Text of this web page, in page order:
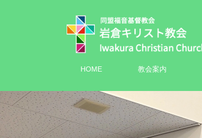
HOME 教会案内